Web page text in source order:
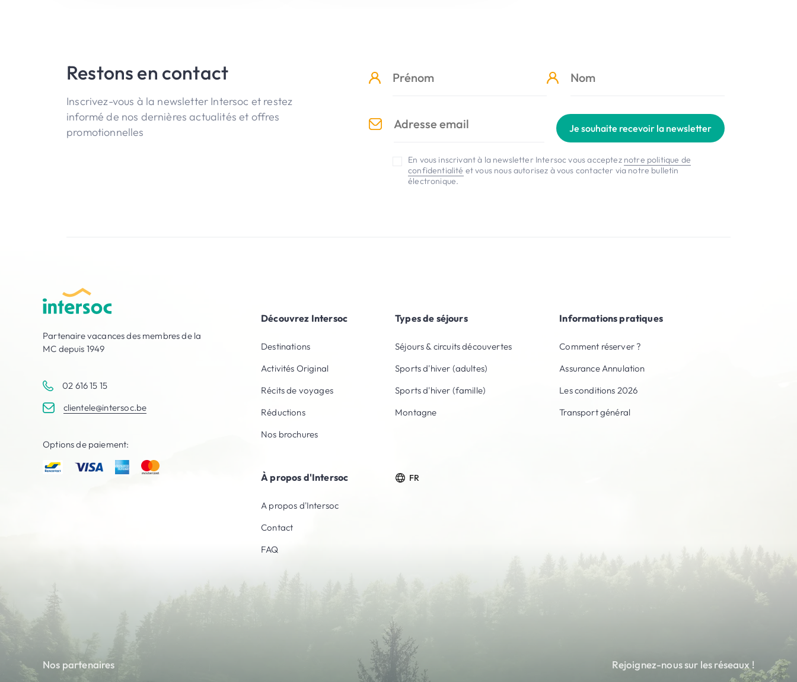
Restons en contact
Inscrivez-vous à la newsletter Intersoc et restez
informé de nos dernières actualités et offres
promotionnelles
Je souhaite recevoir la newsletter
En vous inscrivant à la newsletter Intersoc vous acceptez notre politique de
confidentialité et vous nous autorisez à vous contacter via notre bulletin
électronique.
Partenaire vacances des membres de la
MC depuis 1949
02 616 15 15
clientele@intersoc.be
Options de paiement:
Découvrez Intersoc
Destinations
Activités Original
Récits de voyages
Réductions
Nos brochures
Types de séjours
Séjours & circuits découvertes
Sports d'hiver (adultes)
Sports d'hiver (famille)
Montagne
Informations pratiques
Comment réserver ?
Assurance Annulation
Les conditions 2026
Transport général
À propos d'Intersoc
A propos d'Intersoc
Contact
FAQ
FR
Nos partenaires Rejoignez-nous sur les réseaux !